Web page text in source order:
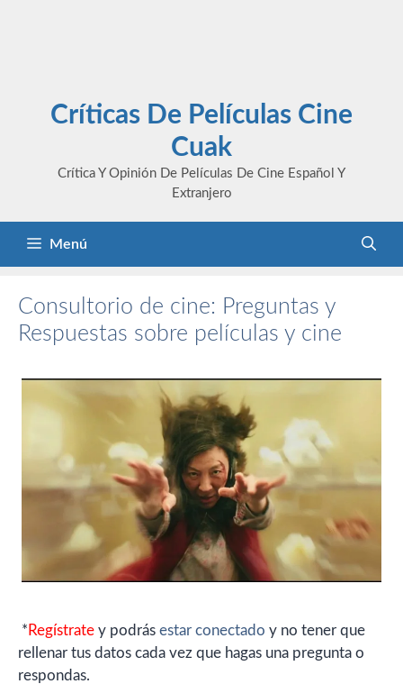
Críticas De Películas Cine
Cuak
Crítica Y Opinión De Películas De Cine Español Y
Extranjero
Menú
Consultorio de cine: Preguntas y
Respuestas sobre películas y cine
* Regístrate y podrás estar conectado y no tener que
rellenar tus datos cada vez que hagas una pregunta o
respondas.